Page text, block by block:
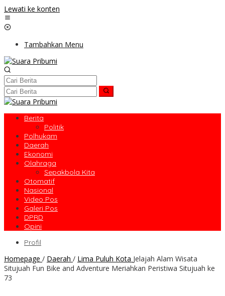
Lewati ke konten
Tambahkan Menu
Berita
Politik
Polhukam
Daerah
Ekonomi
Olahraga
Sepakbola Kita
Otomatif
Nasional
Video Pos
Galeri Pos
DPRD
Opini
Profil
Homepage / Daerah / Lima Puluh Kota Jelajah Alam Wisata
Situjuah Fun Bike and Adventure Meriahkan Peristiwa Situjuah ke
73